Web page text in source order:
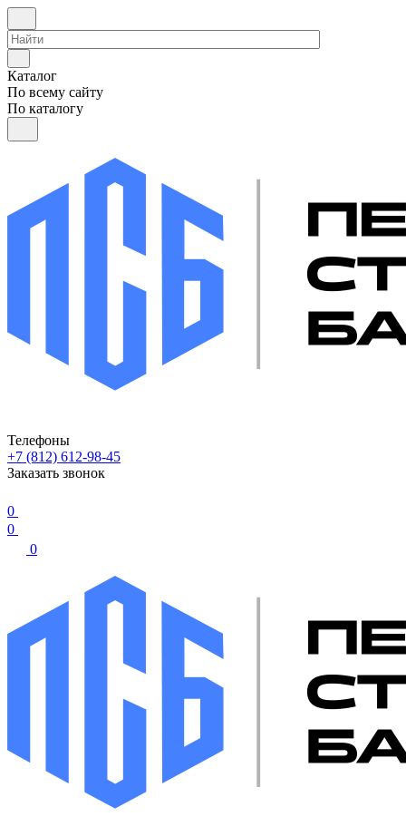
Каталог
По всему сайту
По каталогу
Телефоны
+7 (812) 612-98-45
Заказать звонок
0
0
0